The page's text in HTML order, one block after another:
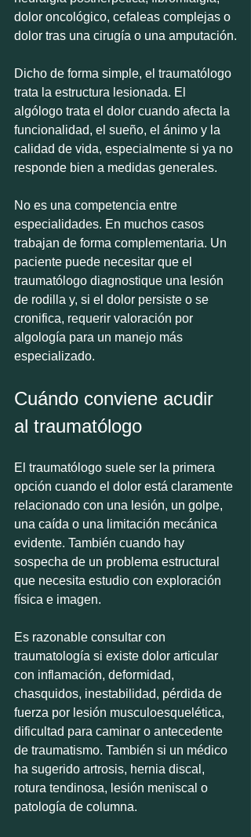
dolor oncológico, cefaleas complejas o
dolor tras una cirugía o una amputación.
Dicho de forma simple, el traumatólogo
trata la estructura lesionada. El
algólogo trata el dolor cuando afecta la
funcionalidad, el sueño, el ánimo y la
calidad de vida, especialmente si ya no
responde bien a medidas generales.
No es una competencia entre
especialidades. En muchos casos
trabajan de forma complementaria. Un
paciente puede necesitar que el
traumatólogo diagnostique una lesión
de rodilla y, si el dolor persiste o se
cronifica, requerir valoración por
algología para un manejo más
especializado.
Cuándo conviene acudir
al traumatólogo
El traumatólogo suele ser la primera
opción cuando el dolor está claramente
relacionado con una lesión, un golpe,
una caída o una limitación mecánica
evidente. También cuando hay
sospecha de un problema estructural
que necesita estudio con exploración
física e imagen.
Es razonable consultar con
traumatología si existe dolor articular
con inflamación, deformidad,
chasquidos, inestabilidad, pérdida de
fuerza por lesión musculoesquelética,
dificultad para caminar o antecedente
de traumatismo. También si un médico
ha sugerido artrosis, hernia discal,
rotura tendinosa, lesión meniscal o
patología de columna.